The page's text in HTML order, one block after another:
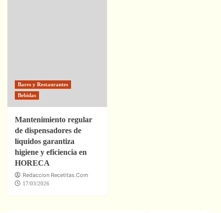
Bares y Restaurantes
Bebidas
Mantenimiento regular
de dispensadores de
líquidos garantiza
higiene y eficiencia en
HORECA
Redaccion Recetitas.Com
17/03/2026